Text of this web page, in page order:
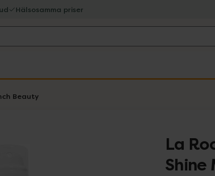
Hälsosamma priser
Beauty
La
Shine